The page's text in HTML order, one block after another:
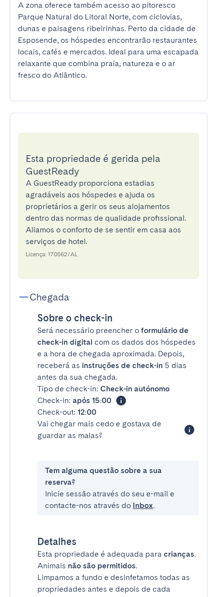
A zona oferece também acesso ao pitoresco
Parque Natural do Litoral Norte, com ciclovias,
dunas e paisagens ribeirinhas. Perto da cidade de
Esposende, os hóspedes encontrarão restaurantes
locais, cafés e mercados. Ideal para uma escapada
relaxante que combina praia, natureza e o ar
fresco do Atlântico.
Esta propriedade é gerida pela
GuestReady
A GuestReady proporciona estadias
agradáveis aos hóspedes e ajuda os
proprietários a gerir os seus alojamentos
dentro das normas de qualidade profissional.
Aliamos o conforto de se sentir em casa aos
serviços de hotel.
Licença: 170562/AL
Chegada
Sobre o check-in
Será necessário preencher o formulário de
check-in digital com os dados dos hóspedes
e a hora de chegada aproximada. Depois,
receberá as instruções de check-in 5 dias
antes da sua chegada.
Tipo de check-in: Check-in autónomo
Check-in: após 15:00
Check-out: 12:00
Vai chegar mais cedo e gostava de
guardar as malas?
Tem alguma questão sobre a sua
reserva?
Inicie sessão através do seu e-mail e
contacte-nos através do Inbox.
Detalhes
Esta propriedade é adequada para crianças.
Animais não são permitidos.
Limpamos a fundo e desinfetamos todas as
propriedades antes e depois de cada